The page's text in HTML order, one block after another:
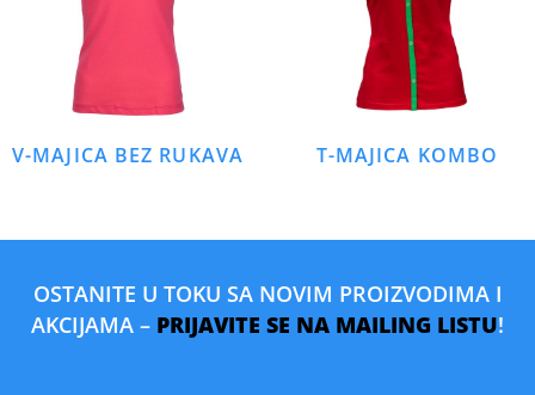
V-MAJICA BEZ RUKAVA T-MAJICA KOMBO
OSTANITE U TOKU SA NOVIM PROIZVODIMA I
AKCIJAMA – PRIJAVITE SE NA MAILING LISTU!